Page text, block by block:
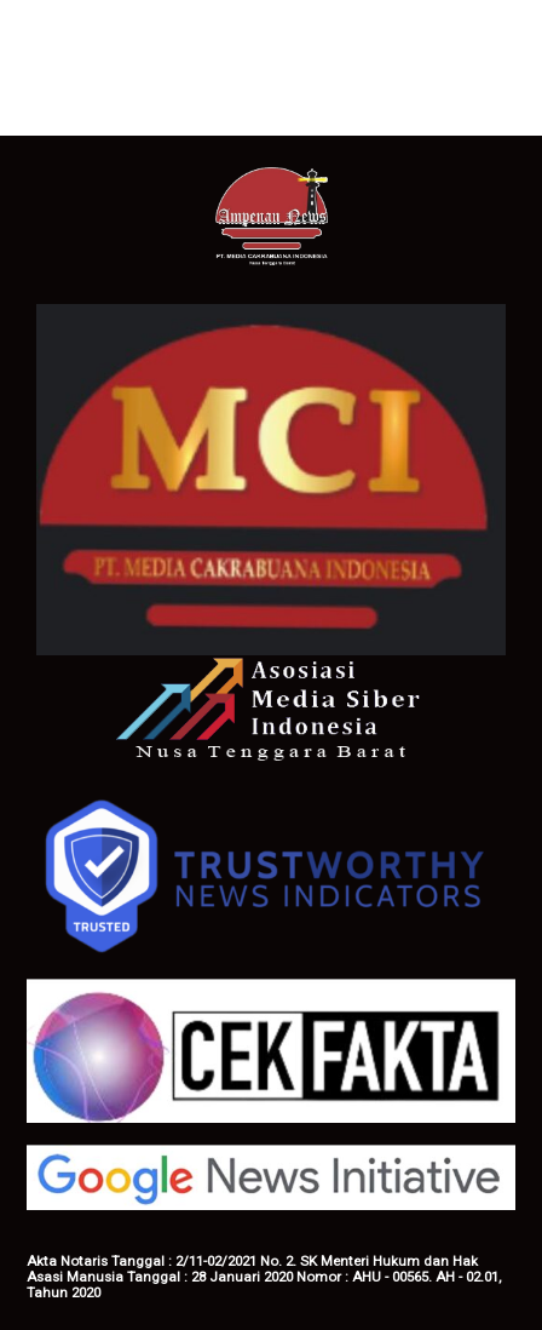
Akta Notaris Tanggal : 2/11-02/2021 No. 2. SK Menteri Hukum dan Hak
Asasi Manusia Tanggal : 28 Januari 2020 Nomor : AHU - 00565. AH - 02.01,
Tahun 2020